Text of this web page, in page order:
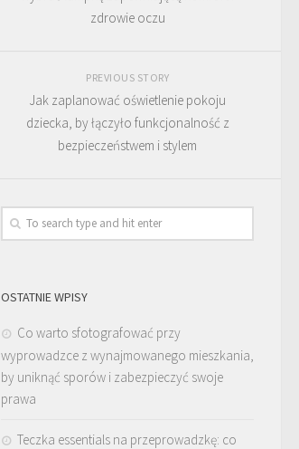
zdrowie oczu
PREVIOUS STORY
Jak zaplanować oświetlenie pokoju
dziecka, by łączyło funkcjonalność z
bezpieczeństwem i stylem
OSTATNIE WPISY
Co warto sfotografować przy
wyprowadzce z wynajmowanego mieszkania,
by uniknąć sporów i zabezpieczyć swoje
prawa
Teczka essentials na przeprowadzkę: co